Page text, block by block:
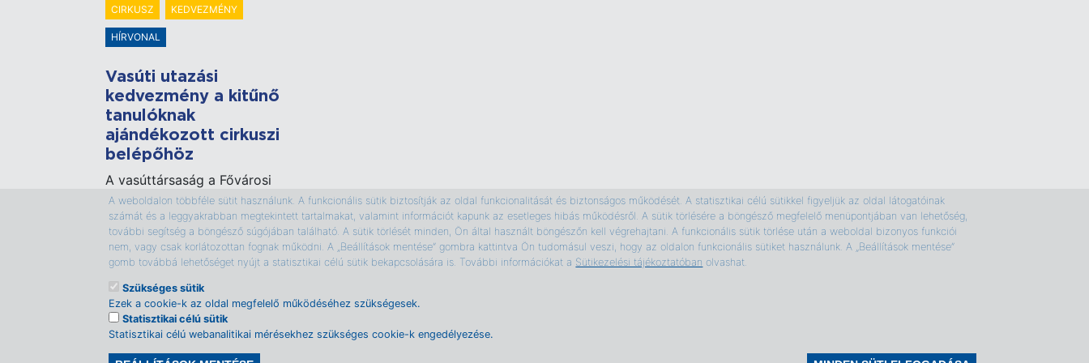
CIRKUSZ KEDVEZMÉNY
HÍRVONAL
Vasúti utazási
kedvezmény a kitűnő
tanulóknak
ajándékozott cirkuszi
belépőhöz
A vasúttársaság a Fővárosi
Nagycirkuszba utazó, kitűnő
tanulmányi eredményt elért
tanulóknak 90 százalékos és
kísérőjüknek pedig 50
kedvezményt biztosít.
Rólunk Adatkezelési tájékoztató Jogi útmutatás
A weboldalon többféle sütit használunk. A funkcionális sütik biztosítják az oldal funkcionalitását és biztonságos működését. A statisztikai célú sütikkel figyeljük az oldal látogatóinak
számát és a leggyakrabban megtekintett tartalmakat, valamint információt kapunk az esetleges hibás működésről. A sütik törlésére a böngésző megfelelő menüpontjában van lehetőség,
további segítség a böngésző súgójában található. A sütik törlését minden, Ön által használt böngészőn kell végrehajtani. A funkcionális sütik törlése után a weboldal bizonyos funkciói
nem, vagy csak korlátozottan fognak működni. A „Beállítások mentése” gombra kattintva Ön tudomásul veszi, hogy az oldalon funkcionális sütiket használunk. A „Beállítások mentése”
gomb továbbá lehetőséget nyújt a statisztikai célú sütik bekapcsolására is. További információkat a Sütikezelési tájékoztatóban olvashat.
Szükséges sütik
Ezek a cookie-k az oldal megfelelő működéséhez szükségesek.
Statisztikai célú sütik
Statisztikai célú webanalitikai mérésekhez szükséges cookie-k engedélyezése.